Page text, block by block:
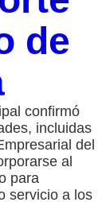
de
confirmó
incluidas
del
al
para
servicio a los